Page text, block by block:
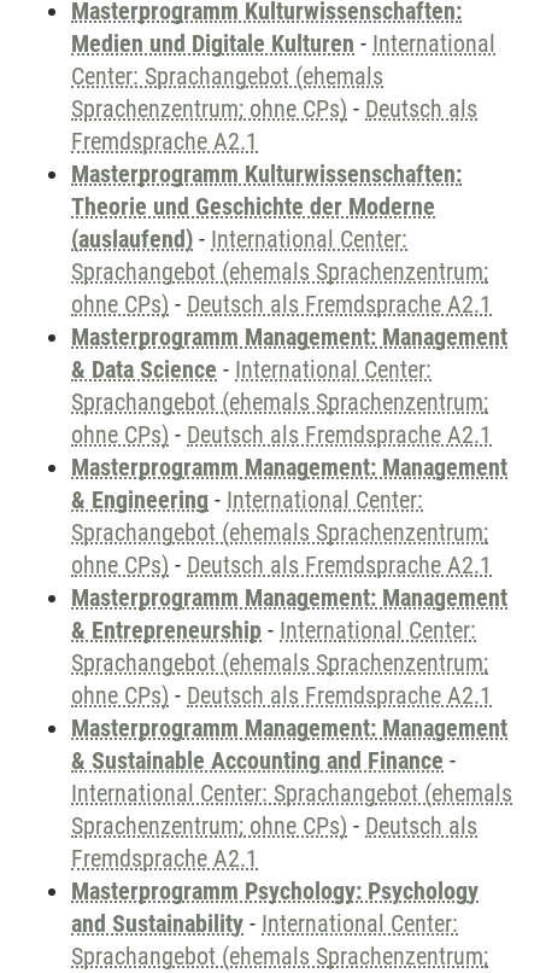
Masterprogramm Kulturwissenschaften:
Medien und Digitale Kulturen - International
Center: Sprachangebot (ehemals
Sprachenzentrum; ohne CPs) - Deutsch als
Fremdsprache A2.1
Masterprogramm Kulturwissenschaften:
Theorie und Geschichte der Moderne
(auslaufend) - International Center:
Sprachangebot (ehemals Sprachenzentrum;
ohne CPs) - Deutsch als Fremdsprache A2.1
Masterprogramm Management: Management
& Data Science - International Center:
Sprachangebot (ehemals Sprachenzentrum;
ohne CPs) - Deutsch als Fremdsprache A2.1
Masterprogramm Management: Management
& Engineering - International Center:
Sprachangebot (ehemals Sprachenzentrum;
ohne CPs) - Deutsch als Fremdsprache A2.1
Masterprogramm Management: Management
& Entrepreneurship - International Center:
Sprachangebot (ehemals Sprachenzentrum;
ohne CPs) - Deutsch als Fremdsprache A2.1
Masterprogramm Management: Management
& Sustainable Accounting and Finance -
International Center: Sprachangebot (ehemals
Sprachenzentrum; ohne CPs) - Deutsch als
Fremdsprache A2.1
Masterprogramm Psychology: Psychology
and Sustainability - International Center:
Sprachangebot (ehemals Sprachenzentrum;